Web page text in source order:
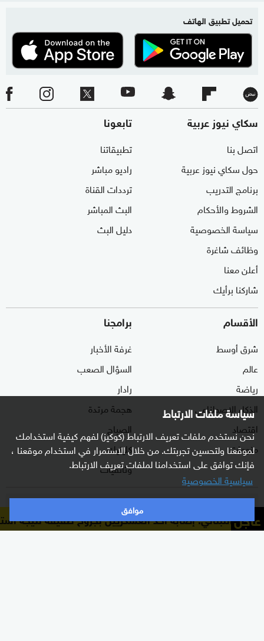
سياسة ملفات الارتباط
نحن نستخدم ملفات تعريف الارتباط (كوكيز) لفهم كيفية استخدامك
لموقعنا ولتحسين تجربتك. من خلال الاستمرار في استخدام موقعنا ،
فإنك توافق على استخدامنا لملفات تعريف الارتباط.
سياسية الخصوصية
موافق
تحميل تطبيق الهاتف
سكاي نيوز عربية
اتصل بنا
حول سكاي نيوز عربية
برنامج التدريب
الشروط والأحكام
سياسة الخصوصية
وظائف شاغرة
أعلن معنا
شاركنا برأيك
تابعونا
تطبيقاتنا
راديو مباشر
ترددات القناة
البث المباشر
دليل البث
الأقسام
شرق أوسط
عالم
رياضة
الذكاء الاصطناعي
اقتصاد
منوعات
برامجنا
غرفة الأخبار
السؤال الصعب
رادار
هجمة مرتدة
الصباح
كلينيك
وثائقيات
اشترك الآن بالنشرة الإخبارية
نشرة إخبارية ترسل مباشرة لبريدك الإلكتروني يوميا
عاجل
اللبناني: إصابة أحد العسكريين بجروح طفيفة نتيجة